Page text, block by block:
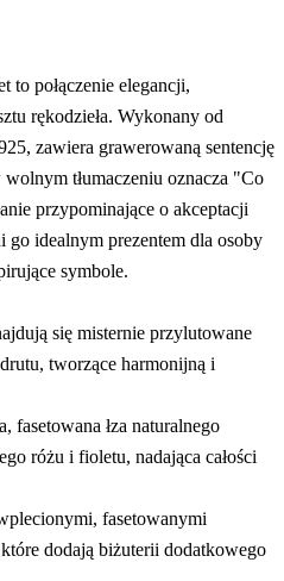
to połączenie elegancji,
rękodzieła. Wykonany od
zawiera grawerowaną sentencję
tłumaczeniu oznacza "Co
przypominające o akceptacji
idealnym prezentem dla osoby
symbole.
się misternie przylutowane
tworzące harmonijną i
fasetowana łza naturalnego
różu i fioletu, nadająca całości
fasetowanymi
dodają biżuterii dodatkowego